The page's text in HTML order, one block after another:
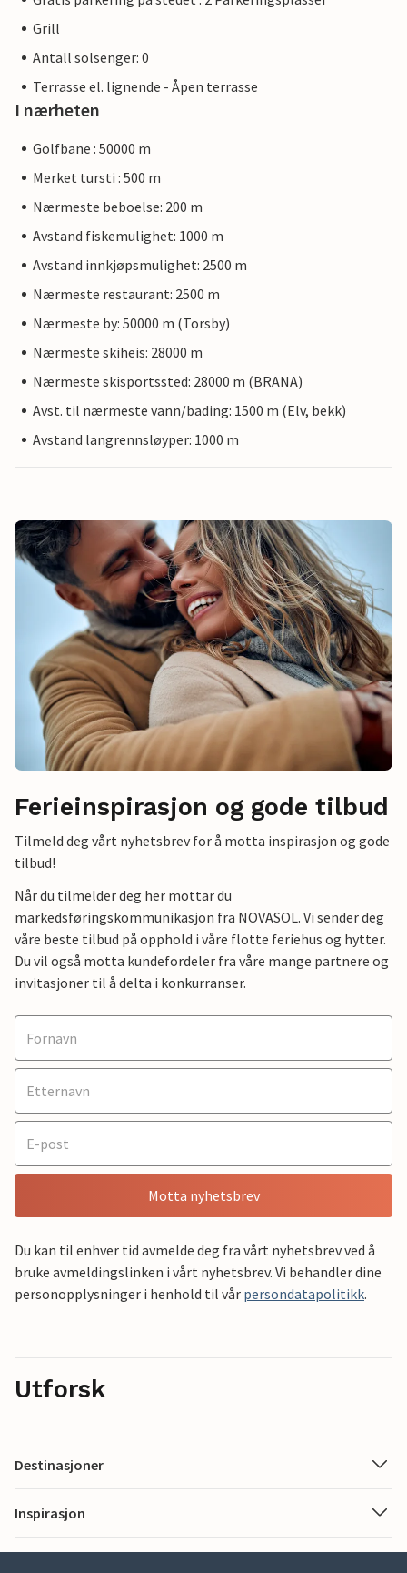
Grill
Antall solsenger: 0
Terrasse el. lignende - Åpen terrasse
I nærheten
Golfbane : 50000 m
Merket tursti : 500 m
Nærmeste beboelse: 200 m
Avstand fiskemulighet: 1000 m
Avstand innkjøpsmulighet: 2500 m
Nærmeste restaurant: 2500 m
Nærmeste by: 50000 m (Torsby)
Nærmeste skiheis: 28000 m
Nærmeste skisportssted: 28000 m (BRANA)
Avst. til nærmeste vann/bading: 1500 m (Elv, bekk)
Avstand langrennsløyper: 1000 m
Ferieinspirasjon og gode tilbud
Tilmeld deg vårt nyhetsbrev for å motta inspirasjon og gode
tilbud!
Når du tilmelder deg her mottar du
markedsføringskommunikasjon fra NOVASOL. Vi sender deg
våre beste tilbud på opphold i våre flotte feriehus og hytter.
Du vil også motta kundefordeler fra våre mange partnere og
invitasjoner til å delta i konkurranser.
Motta nyhetsbrev
Du kan til enhver tid avmelde deg fra vårt nyhetsbrev ved å
bruke avmeldingslinken i vårt nyhetsbrev. Vi behandler dine
personopplysninger i henhold til vår persondatapolitikk.
Utforsk
Destinasjoner
Inspirasjon